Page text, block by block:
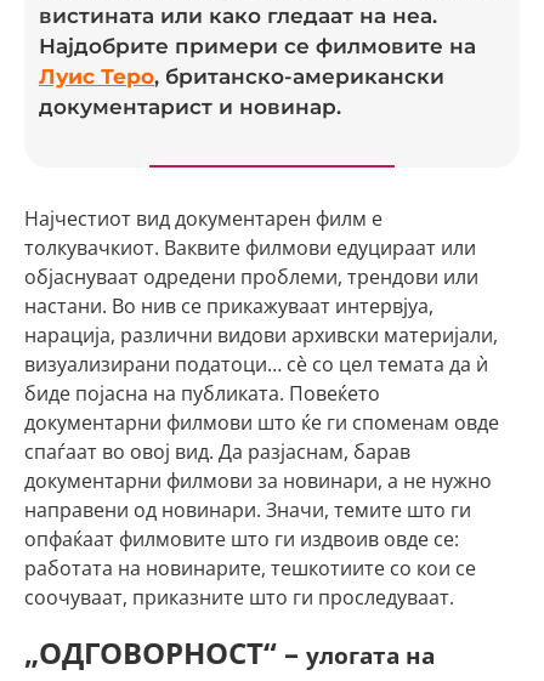
вистината или како гледаат на неа.
Најдобрите примери се филмовите на
Луис Теро, британско-американски
документарист и новинар.
Најчестиот вид документарен филм е
толкувачкиот. Ваквите филмови едуцираат или
објаснуваат одредени проблеми, трендови или
настани. Во нив се прикажуваат интервјуа,
нарација, различни видови архивски материјали,
визуализирани податоци… сè со цел темата да ѝ
биде појасна на публиката. Повеќето
документарни филмови што ќе ги споменам овде
спаѓаат во овој вид. Да разјаснам, барав
документарни филмови за новинари, а не нужно
направени од новинари. Значи, темите што ги
опфаќаат филмовите што ги издвоив овде се:
работата на новинарите, тешкотиите со кои се
соочуваат, приказните што ги проследуваат.
„ОДГОВОРНОСТ“ – улогата на